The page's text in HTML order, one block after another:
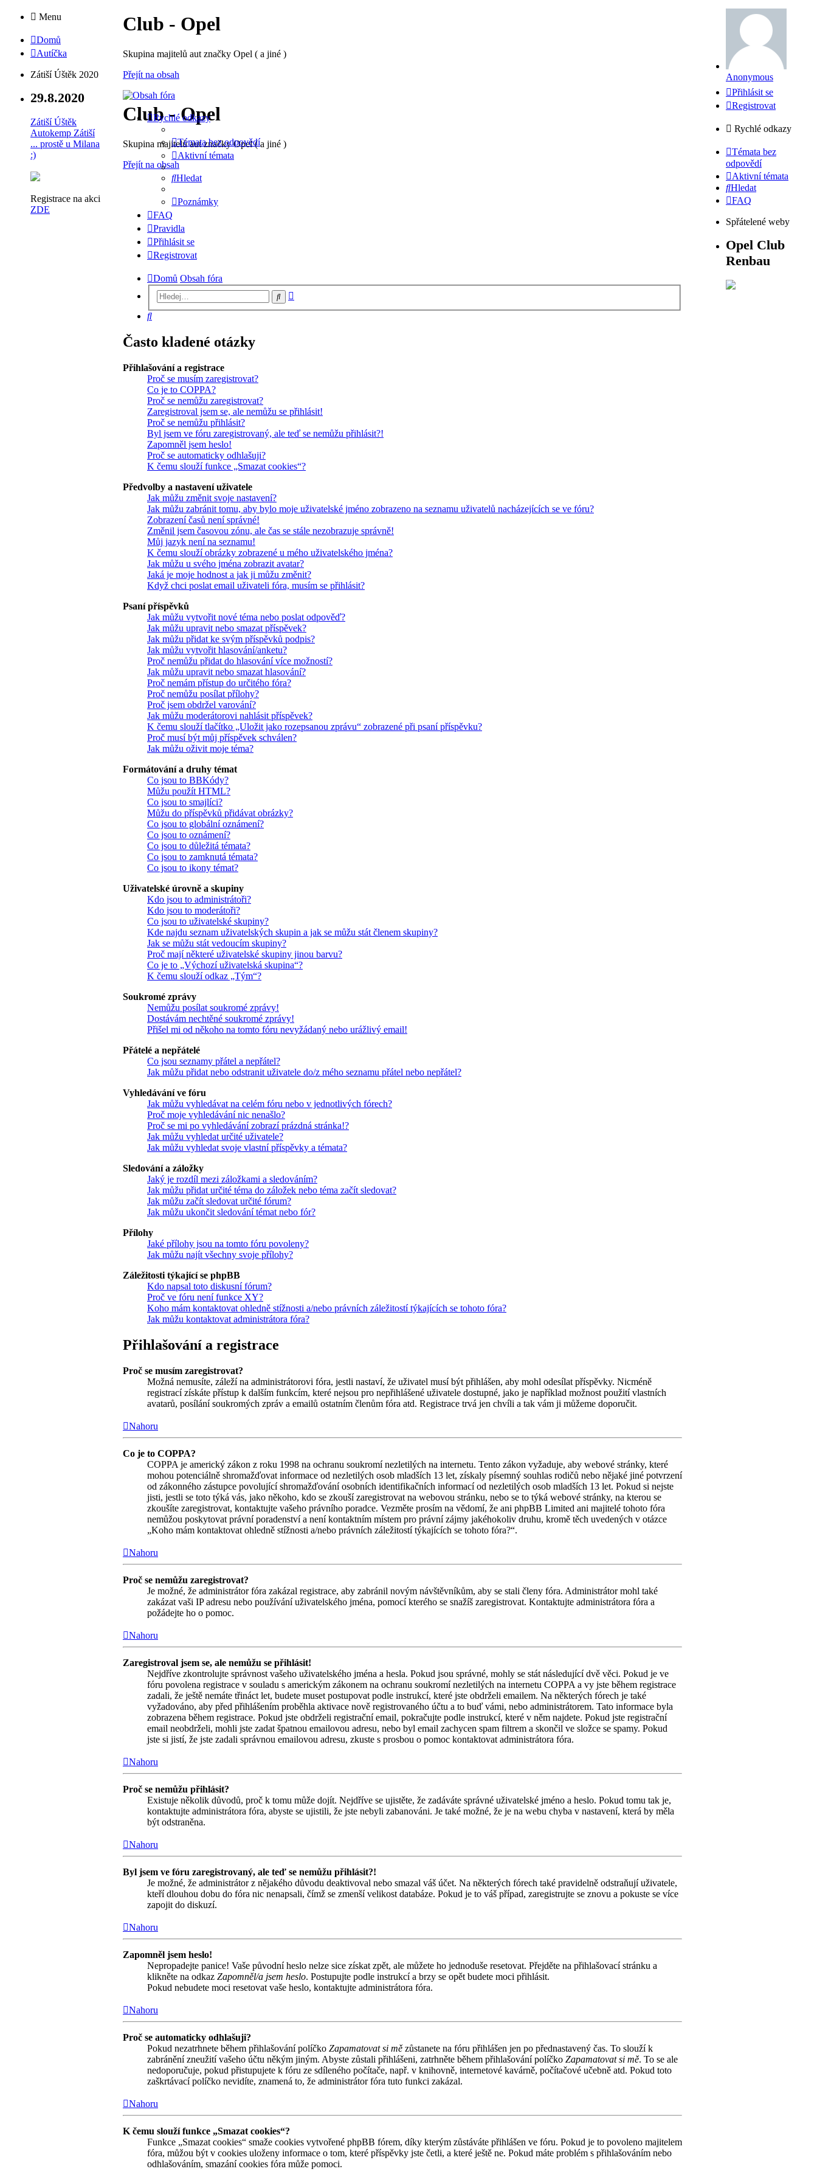
Menu
Domů
Autíčka
Zátiší Úštěk 2020
29.8.2020
Zátiší Úštěk
Autokemp Zátiší
... prostě u Milana
:)
Registrace na akci
ZDE
Club - Opel
Skupina majitelů aut značky Opel ( a jiné )
Přejít na obsah
Club - Opel
Skupina majitelů aut značky Opel ( a jiné )
Přejít na obsah
Rychlé odkazy
Témata bez odpovědí
Aktivní témata
Hledat
Poznámky
FAQ
Pravidla
Přihlásit se
Registrovat
Domů Obsah fóra
Hledat
Hledat
Často kladené otázky
Přihlašování a registrace
Proč se musím zaregistrovat?
Co je to COPPA?
Proč se nemůžu zaregistrovat?
Zaregistroval jsem se, ale nemůžu se přihlásit!
Proč se nemůžu přihlásit?
Byl jsem ve fóru zaregistrovaný, ale teď se nemůžu přihlásit?!
Zapomněl jsem heslo!
Proč se automaticky odhlašuji?
K čemu slouží funkce „Smazat cookies“?
Předvolby a nastavení uživatele
Jak můžu změnit svoje nastavení?
Jak můžu zabránit tomu, aby bylo moje uživatelské jméno zobrazeno na seznamu uživatelů nacházejících se ve fóru?
Zobrazení časů není správné!
Změnil jsem časovou zónu, ale čas se stále nezobrazuje správně!
Můj jazyk není na seznamu!
K čemu slouží obrázky zobrazené u mého uživatelského jména?
Jak můžu u svého jména zobrazit avatar?
Jaká je moje hodnost a jak ji můžu změnit?
Když chci poslat email uživateli fóra, musím se přihlásit?
Psaní příspěvků
Jak můžu vytvořit nové téma nebo poslat odpověď?
Jak můžu upravit nebo smazat příspěvek?
Jak můžu přidat ke svým příspěvků podpis?
Jak můžu vytvořit hlasování/anketu?
Proč nemůžu přidat do hlasování více možností?
Jak můžu upravit nebo smazat hlasování?
Proč nemám přístup do určitého fóra?
Proč nemůžu posílat přílohy?
Proč jsem obdržel varování?
Jak můžu moderátorovi nahlásit příspěvek?
K čemu slouží tlačítko „Uložit jako rozepsanou zprávu“ zobrazené při psaní příspěvku?
Proč musí být můj příspěvek schválen?
Jak můžu oživit moje téma?
Formátování a druhy témat
Co jsou to BBKódy?
Můžu použít HTML?
Co jsou to smajlíci?
Můžu do příspěvků přidávat obrázky?
Co jsou to globální oznámení?
Co jsou to oznámení?
Co jsou to důležitá témata?
Co jsou to zamknutá témata?
Co jsou to ikony témat?
Uživatelské úrovně a skupiny
Kdo jsou to administrátoři?
Kdo jsou to moderátoři?
Co jsou to uživatelské skupiny?
Kde najdu seznam uživatelských skupin a jak se můžu stát členem skupiny?
Jak se můžu stát vedoucím skupiny?
Proč mají některé uživatelské skupiny jinou barvu?
Co je to „Výchozí uživatelská skupina“?
K čemu slouží odkaz „Tým“?
Soukromé zprávy
Nemůžu posílat soukromé zprávy!
Dostávám nechtěné soukromé zprávy!
Přišel mi od někoho na tomto fóru nevyžádaný nebo urážlivý email!
Přátelé a nepřátelé
Co jsou seznamy přátel a nepřátel?
Jak můžu přidat nebo odstranit uživatele do/z mého seznamu přátel nebo nepřátel?
Vyhledávání ve fóru
Jak můžu vyhledávat na celém fóru nebo v jednotlivých fórech?
Proč moje vyhledávání nic nenašlo?
Proč se mi po vyhledávání zobrazí prázdná stránka!?
Jak můžu vyhledat určité uživatele?
Jak můžu vyhledat svoje vlastní příspěvky a témata?
Sledování a záložky
Jaký je rozdíl mezi záložkami a sledováním?
Jak můžu přidat určité téma do záložek nebo téma začít sledovat?
Jak můžu začít sledovat určité fórum?
Jak můžu ukončit sledování témat nebo fór?
Přílohy
Jaké přílohy jsou na tomto fóru povoleny?
Jak můžu najít všechny svoje přílohy?
Záležitosti týkající se phpBB
Kdo napsal toto diskusní fórum?
Proč ve fóru není funkce XY?
Koho mám kontaktovat ohledně stížnosti a/nebo právních záležitostí týkajících se tohoto fóra?
Jak můžu kontaktovat administrátora fóra?
Přihlašování a registrace
Proč se musím zaregistrovat?
Možná nemusíte, záleží na administrátorovi fóra, jestli nastaví, že uživatel musí být přihlášen, aby mohl odesílat příspěvky. Nicméně
registrací získáte přístup k dalším funkcím, které nejsou pro nepřihlášené uživatele dostupné, jako je například možnost použití vlastních
avatarů, posílání soukromých zpráv a emailů ostatním členům fóra atd. Registrace trvá jen chvíli a tak vám ji můžeme doporučit.
Nahoru
Co je to COPPA?
COPPA je americký zákon z roku 1998 na ochranu soukromí nezletilých na internetu. Tento zákon vyžaduje, aby webové stránky, které
mohou potenciálně shromažďovat informace od nezletilých osob mladších 13 let, získaly písemný souhlas rodičů nebo nějaké jiné potvrzení
od zákonného zástupce povolující shromažďování osobních identifikačních informací od nezletilých osob mladších 13 let. Pokud si nejste
jisti, jestli se toto týká vás, jako někoho, kdo se zkouší zaregistrovat na webovou stránku, nebo se to týká webové stránky, na kterou se
zkoušíte zaregistrovat, kontaktujte vašeho právního poradce. Vezměte prosím na vědomí, že ani phpBB Limited ani majitelé tohoto fóra
nemůžou poskytovat právní poradenství a není kontaktním místem pro právní zájmy jakéhokoliv druhu, kromě těch uvedených v otázce
„Koho mám kontaktovat ohledně stížnosti a/nebo právních záležitostí týkajících se tohoto fóra?“.
Nahoru
Proč se nemůžu zaregistrovat?
Je možné, že administrátor fóra zakázal registrace, aby zabránil novým návštěvníkům, aby se stali členy fóra. Administrátor mohl také
zakázat vaši IP adresu nebo používání uživatelského jména, pomocí kterého se snažíš zaregistrovat. Kontaktujte administrátora fóra a
požádejte ho o pomoc.
Nahoru
Zaregistroval jsem se, ale nemůžu se přihlásit!
Nejdříve zkontrolujte správnost vašeho uživatelského jména a hesla. Pokud jsou správné, mohly se stát následující dvě věci. Pokud je ve
fóru povolena registrace v souladu s americkým zákonem na ochranu soukromí nezletilých na internetu COPPA a vy jste během registrace
zadali, že ještě nemáte třináct let, budete muset postupovat podle instrukcí, které jste obdrželi emailem. Na některých fórech je také
vyžadováno, aby před přihlášením proběhla aktivace nově registrovaného účtu a to buď vámi, nebo administrátorem. Tato informace byla
zobrazena během registrace. Pokud jste obdrželi registrační email, pokračujte podle instrukcí, které v něm najdete. Pokud jste registrační
email neobdrželi, mohli jste zadat špatnou emailovou adresu, nebo byl email zachycen spam filtrem a skončil ve složce se spamy. Pokud
jste si jistí, že jste zadali správnou emailovou adresu, zkuste s prosbou o pomoc kontaktovat administrátora fóra.
Nahoru
Proč se nemůžu přihlásit?
Existuje několik důvodů, proč k tomu může dojít. Nejdříve se ujistěte, že zadáváte správné uživatelské jméno a heslo. Pokud tomu tak je,
kontaktujte administrátora fóra, abyste se ujistili, že jste nebyli zabanováni. Je také možné, že je na webu chyba v nastavení, která by měla
být odstraněna.
Nahoru
Byl jsem ve fóru zaregistrovaný, ale teď se nemůžu přihlásit?!
Je možné, že administrátor z nějakého důvodu deaktivoval nebo smazal váš účet. Na některých fórech také pravidelně odstraňují uživatele,
kteří dlouhou dobu do fóra nic nenapsali, čímž se zmenší velikost databáze. Pokud je to váš případ, zaregistrujte se znovu a pokuste se více
zapojit do diskuzí.
Nahoru
Zapomněl jsem heslo!
Nepropadejte panice! Vaše původní heslo nelze sice získat zpět, ale můžete ho jednoduše resetovat. Přejděte na přihlašovací stránku a
klikněte na odkaz Zapomněl/a jsem heslo. Postupujte podle instrukcí a brzy se opět budete moci přihlásit.
Pokud nebudete moci resetovat vaše heslo, kontaktujte administrátora fóra.
Nahoru
Proč se automaticky odhlašuji?
Pokud nezatrhnete během přihlašování políčko Zapamatovat si mě zůstanete na fóru přihlášen jen po přednastavený čas. To slouží k
zabránění zneužití vašeho účtu někým jiným. Abyste zůstali přihlášeni, zatrhněte během přihlašování políčko Zapamatovat si mě. To se ale
nedoporučuje, pokud přistupujete k fóru ze sdíleného počítače, např. v knihovně, internetové kavárně, počítačové učebně atd. Pokud toto
zaškrtávací políčko nevidíte, znamená to, že administrátor fóra tuto funkci zakázal.
Nahoru
K čemu slouží funkce „Smazat cookies“?
Funkce „Smazat cookies“ smaže cookies vytvořené phpBB fórem, díky kterým zůstáváte přihlášen ve fóru. Pokud je to povoleno majitelem
fóra, můžou být v cookies uloženy informace o tom, které příspěvky jste četli, a které ještě ne. Pokud máte problém s přihlašováním nebo
odhlašováním, smazání cookies fóra může pomoci.
Anonymous
Přihlásit se
Registrovat
Rychlé odkazy
Témata bez
odpovědí
Aktivní témata
Hledat
FAQ
Spřátelené weby
Opel Club
Renbau